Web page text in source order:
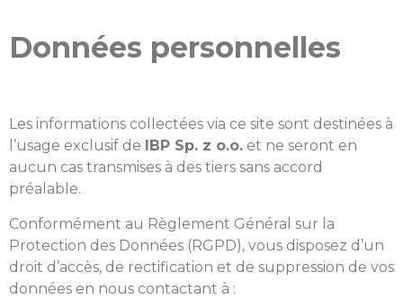
Données personnelles
Les informations collectées via ce site sont destinées à
l’usage exclusif de
IBP Sp. z o.o. et ne seront en
aucun cas transmises à des tiers sans accord
préalable.
Conformément au Règlement Général sur la
Protection des Données (RGPD), vous disposez d’un
droit d’accès, de rectification et de suppression de vos
données en nous contactant à :